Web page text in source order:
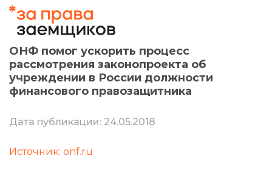
ОНФ помог ускорить процесс
рассмотрения законопроекта об
учреждении в России должности
финансового правозащитника
Дата публикации: 24.05.2018
Источник: onf.ru